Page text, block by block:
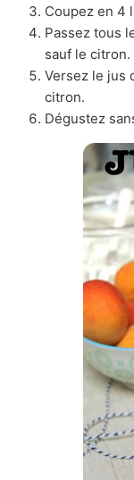
Coupez en 4
Passez tous
sauf le citron.
Versez le jus
citron.
Dégustez